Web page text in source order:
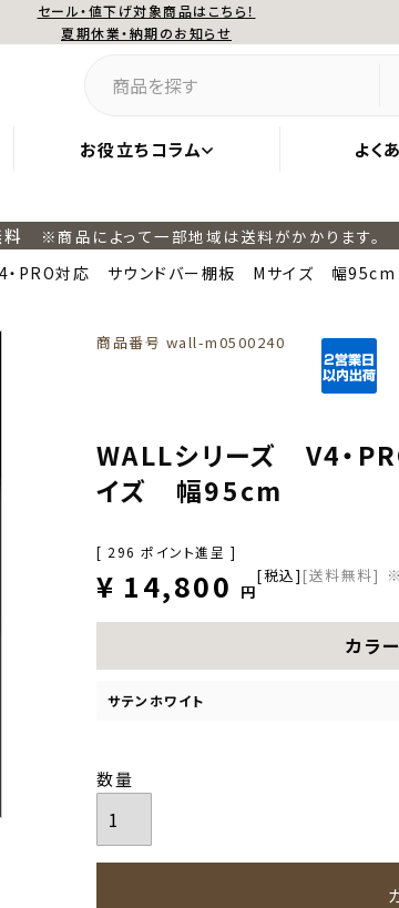
セール・値下げ対象商品はこちら！
夏期休業・納期のお知らせ
料
※商品によって一部地域は送料がかかります。
・PRO対応 サウンドバー棚板 Mサイズ 幅95cm
商品番号 wall-m0500240
WALLシリーズ V4・
イズ 幅95cm
[ 296 ポイント進呈 ]
¥ 14,800 税込 [送料無料]
カラー
サテンホワイト